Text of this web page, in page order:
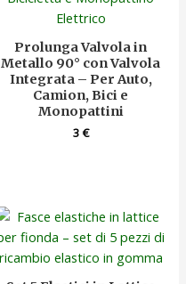
Prolunga Valvola in
Metallo 90° con Valvola
Integrata – Per Auto,
Camion, Bici e
Monopattini
3€